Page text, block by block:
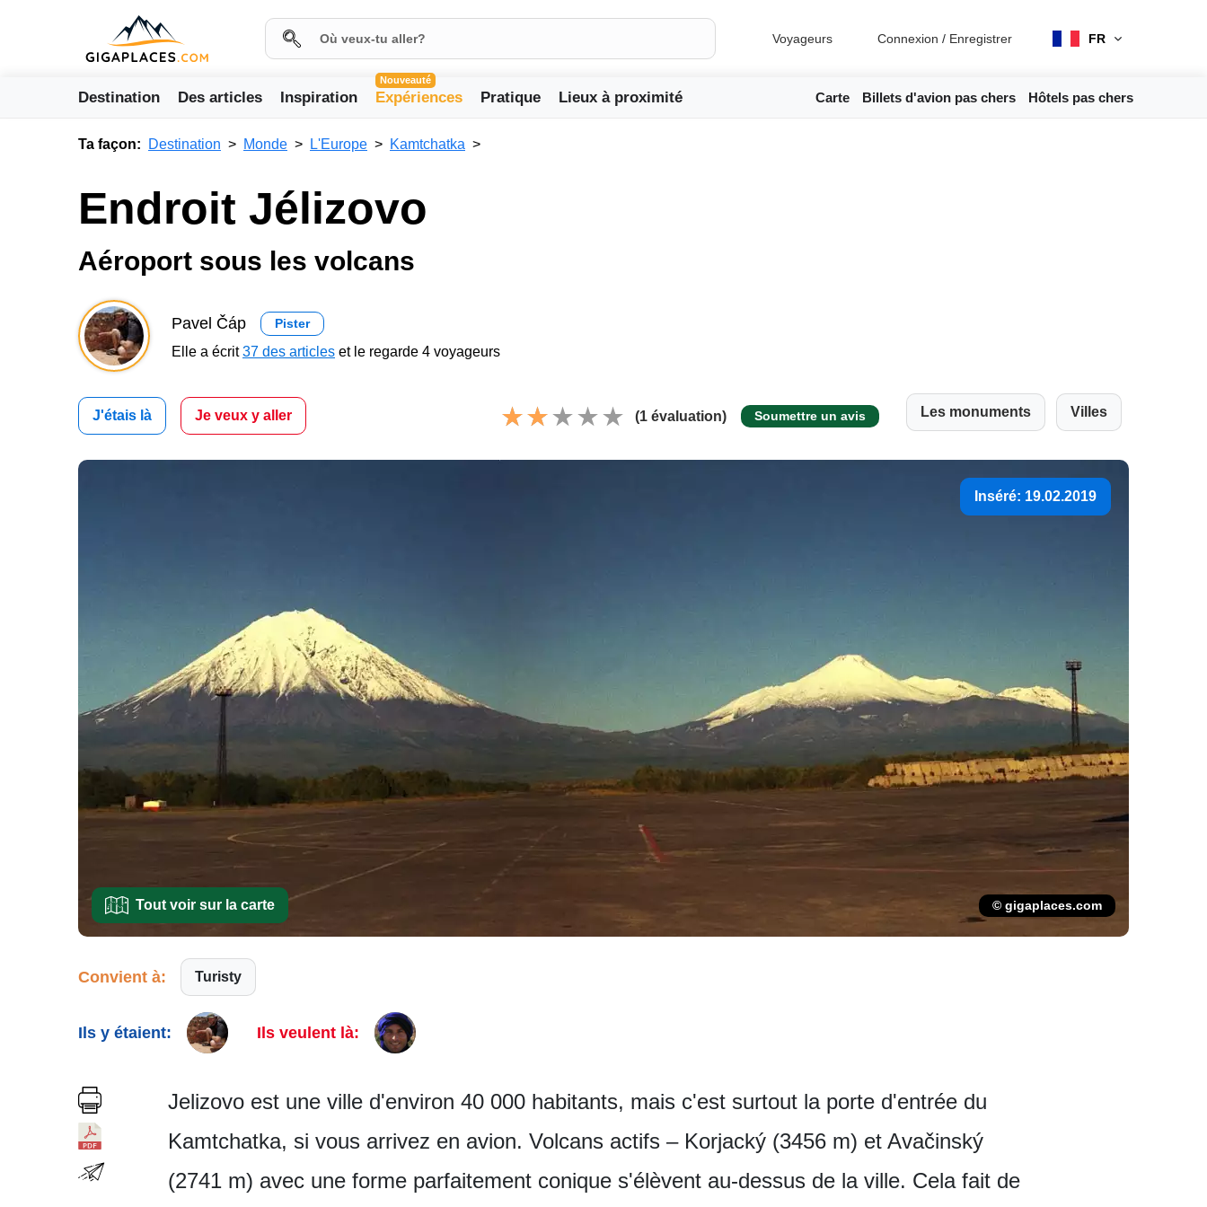
Voyageurs Connexion / Enregistrer FR
Destination Des articles Inspiration
Nouveauté
Expériences Pratique Lieux à proximité Carte Billets d'avion pas chers Hôtels pas chers
Ta façon: Destination Monde L'Europe Kamtchatka
Endroit Jélizovo
Aéroport sous les volcans
Pavel Čáp Pister
Elle a écrit37 des articles et le regarde 4 voyageurs
J'étais là Je veux y aller (1 évaluation) Soumettre un avis Les monuments Villes
Inséré: 19.02.2019
Tout voir sur la carte © gigaplaces.com
Convient à: Turisty
Ils y étaient: Ils veulent là:
Jelizovo est une ville d'environ 40 000 habitants, mais c'est surtout la porte d'entrée du
Kamtchatka, si vous arrivez en avion. Volcans actifs – Korjacký (3456 m) et Avačinský
(2741 m) avec une forme parfaitement conique s'élèvent au-dessus de la ville. Cela fait de